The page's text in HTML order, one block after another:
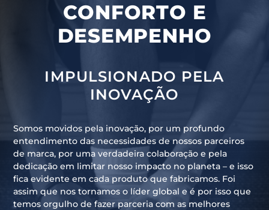
CONFORTO E
DESEMPENHO
IMPULSIONADO PELA
INOVAÇÃO
Somos movidos pela inovação, por um profundo
entendimento das necessidades de nossos parceiros
de marca, por uma verdadeira colaboração e pela
dedicação em limitar nosso impacto no planeta – e isso
fica evidente em cada produto que fabricamos. Foi
assim que nos tornamos o líder global e é por isso que
temos orgulho de fazer parceria com as melhores